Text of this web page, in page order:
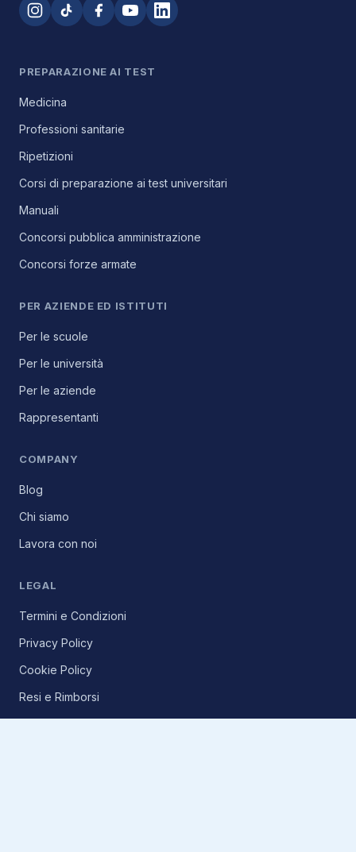
PREPARAZIONE AI TEST
Medicina
Professioni sanitarie
Ripetizioni
Corsi di preparazione ai test universitari
Manuali
Concorsi pubblica amministrazione
Concorsi forze armate
PER AZIENDE ED ISTITUTI
Per le scuole
Per le università
Per le aziende
Rappresentanti
COMPANY
Blog
Chi siamo
Lavora con noi
LEGAL
Termini e Condizioni
Privacy Policy
Cookie Policy
Resi e Rimborsi